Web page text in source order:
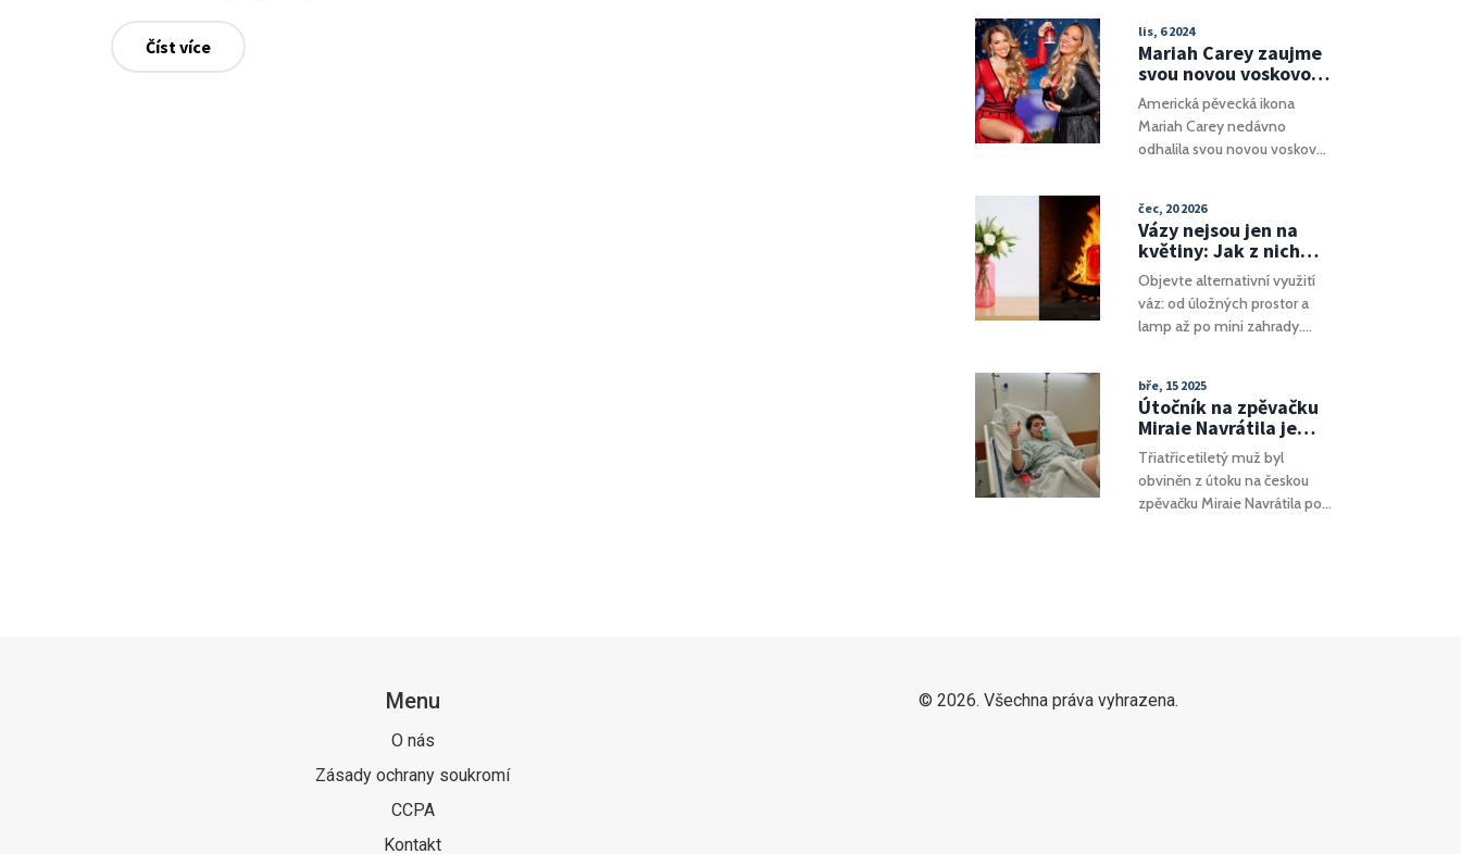
Číst více
rostoucímu antisemitismu.
jednoho. Diváci tak mohli za
zvýhodněných podmínek
zažít klasické dílo choreografa
Bournonvillea.
lis, 6 2024
Mariah Carey zaujme
svou novou voskovou
figurínou v muzeu
Madame Tussauds v
New Yorku
Americká pěvecká ikona
Mariah Carey nedávno
odhalila svou novou voskovou
slavnostním odhalení, které
proběhlo v neděli, byli
fanoušci unešeni podobností
mezi zpěvačkou a její replikou.
Účast Mariah Carey na akci
zvýšila vzrušení, když tým
podobu.
čec, 20 2026
Vázy nejsou jen na
květiny: Jak z nich
udělat stůl, lampu
nebo úložiště
Objevte alternativní využití
váz: od úložných prostor a
lamp až po mini zahrady.
bře, 15 2025
Útočník na zpěvačku
Miraie Navrátila je
obviněn, hrozí mu až
tři roky vězení
Třiatřicetiletý muž byl
obviněn z útoku na českou
zpěvačku Miraie Navrátila po
Menu
O nás
Zásady ochrany soukromí
CCPA
Kontakt
© 2026. Všechna práva vyhrazena.